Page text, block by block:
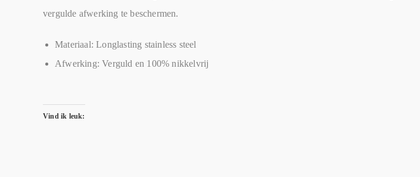
vergulde afwerking te beschermen.
Materiaal: Longlasting stainless steel
Afwerking: Verguld en 100% nikkelvrij
Vind ik leuk: